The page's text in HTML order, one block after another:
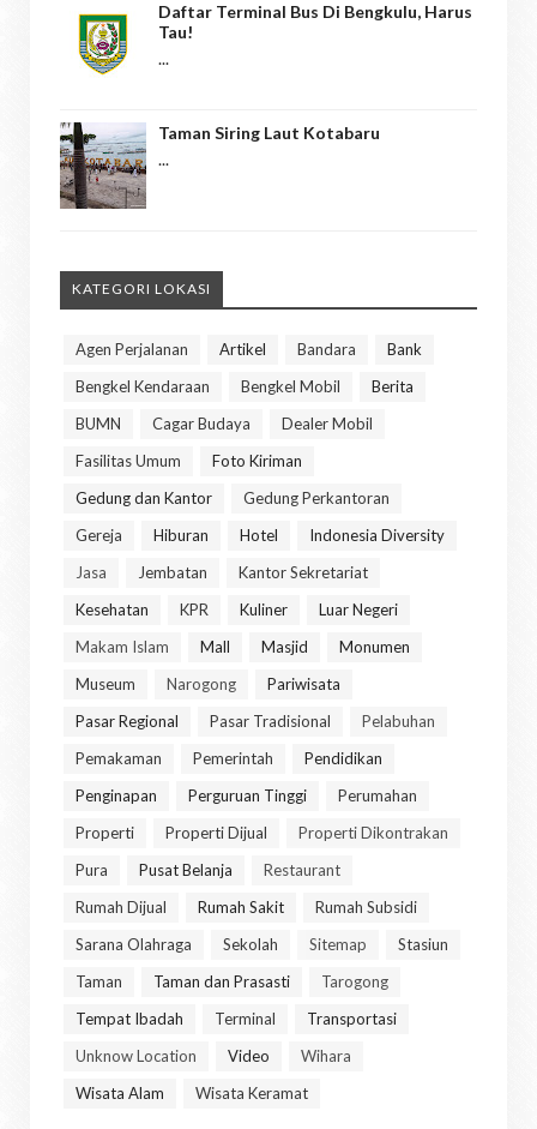
Daftar Terminal Bus Di Bengkulu, Harus
Tau!
...
Taman Siring Laut Kotabaru
...
KATEGORI LOKASI
Agen Perjalanan Artikel Bandara
Bank
Bengkel Kendaraan
Bengkel Mobil
Berita
BUMN
Cagar Budaya
Dealer Mobil
Fasilitas Umum
Foto Kiriman
Gedung dan Kantor
Gedung Perkantoran
Gereja
Hiburan Hotel
Indonesia Diversity
Jasa
Jembatan
Kantor Sekretariat
Kesehatan
KPR Kuliner
Luar Negeri
Makam Islam
Mall Masjid
Monumen
Museum
Narogong
Pariwisata
Pasar Regional
Pasar Tradisional
Pelabuhan
Pemakaman
Pemerintah
Pendidikan
Penginapan
Perguruan Tinggi
Perumahan
Properti
Properti Dijual
Properti Dikontrakan
Pura
Pusat Belanja
Restaurant
Rumah Dijual
Rumah Sakit
Rumah Subsidi
Sarana Olahraga
Sekolah Sitemap
Stasiun
Taman
Taman dan Prasasti
Tarogong
Tempat Ibadah
Terminal
Transportasi
Unknow Location
Video
Wihara
Wisata Alam
Wisata Keramat